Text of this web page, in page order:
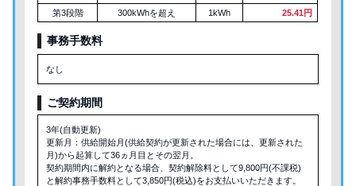
第3段階 300kWhを超え 1kWh 25.41円
事務手数料
なし
ご契約期間
3年(自動更新)
更新月：供給開始月(供給契約が更新された場合には、更新された
月)から起算して36ヵ月目とその翌月。
契約期間内に解約となる場合、契約解除料として9,800円(不課税)
と解約事務手数料として3,850円(税込)をお支払いいただきます。